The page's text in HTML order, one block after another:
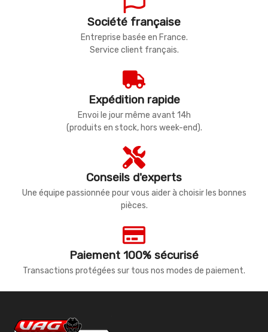
Société française
Entreprise basée en France.
Service client français.
Expédition rapide
Envoi le jour même avant 14h
(produits en stock, hors week-end).
Conseils d'experts
Une équipe passionnée pour vous aider à choisir les bonnes
pièces.
Paiement 100% sécurisé
Transactions protégées sur tous nos modes de paiement.